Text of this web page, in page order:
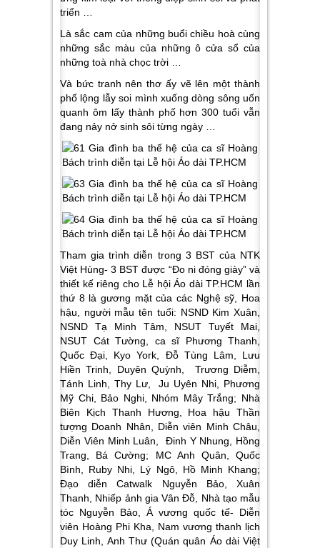
triển …
Là sắc cam của những buổi chiều hoà cùng
những sắc màu của những ô cửa sổ của
những toà nhà chọc trời …
Và bức tranh nên thơ ấy vẽ lên một thành
phố lộng lẫy soi mình xuống dòng sông uốn
quanh ôm lấy thành phố hơn 300 tuổi vẫn
đang nảy nở sinh sôi từng ngày …
Tham gia trình diễn trong 3 BST của NTK
Việt Hùng- 3 BST được “Đo ni đóng giày” và
thiết kế riêng cho Lễ hội Áo dài TP.HCM lần
thứ 8 là gương mặt của các Nghệ sỹ, Hoa
hậu, người mẫu tên tuổi: NSND Kim Xuân,
NSND Tạ Minh Tâm, NSUT Tuyết Mai,
NSUT Cát Tường, ca sĩ Phương Thanh,
Quốc Đại, Kyo York, Đỗ Tùng Lâm, Lưu
Hiền Trinh, Duyên Quỳnh, Trương Diễm,
Tánh Linh, Thy Lư, Ju Uyên Nhi, Phương
Mỹ Chi, Bảo Nghi, Nhóm Mây Trắng; Nhà
Biên Kịch Thanh Hương, Hoa hậu Thần
tượng Doanh Nhân, Diễn viên Minh Châu,
Diễn Viên Minh Luân, Đinh Y Nhung, Hồng
Trang, Bá Cường; MC Anh Quân, Quốc
Bình, Ruby Nhi, Lý Ngô, Hồ Minh Khang;
Đạo diễn Catwalk Nguyễn Bảo, Xuân
Thanh, Nhiếp ảnh gia Vân Đỗ, Nhà tạo mẫu
tóc Nguyễn Bảo, Á vương quốc tế- Diễn
viên Hoàng Phi Kha, Nam vương thanh lịch
Duy Linh, Anh Thư (Quán quân Áo dài Việt